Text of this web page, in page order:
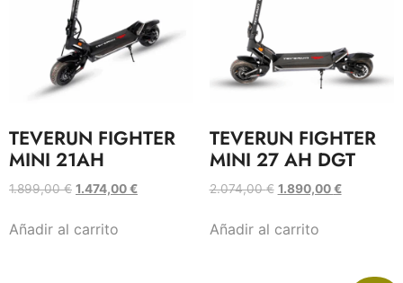
TEVERUN FIGHTER
MINI 21AH
1.899,00€ 1.474,00€
Añadir al carrito
TEVERUN FIGHTER
MINI 27 AH DGT
2.074,00€ 1.890,00€
Añadir al carrito